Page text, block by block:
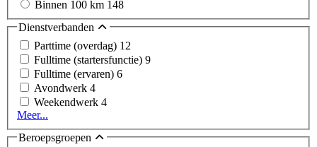
Binnen 100 km 148
Dienstverbanden
Parttime (overdag) 12
Fulltime (startersfunctie) 9
Fulltime (ervaren) 6
Avondwerk 4
Weekendwerk 4
Meer...
Beroepsgroepen